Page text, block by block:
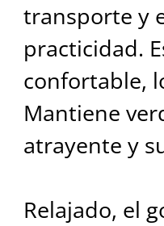
transporte y
practicidad.
confortable,
Mantiene
atrayente y
Relajado, el